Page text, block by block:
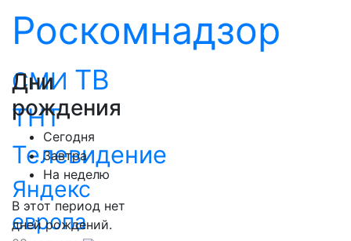
Роскомнадзор
СМИ ТВ
ТНТ
Телевидение
Яндекс
европа
Дни
рождения
Сегодня
Завтра
На неделю
В этот период нет
дней рождений.